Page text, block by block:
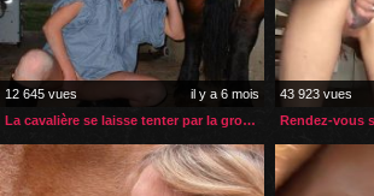
12 645 vues
il y a 6 mois
La cavalière se laisse tenter par la grosse bite de son cheval
43 923 vues